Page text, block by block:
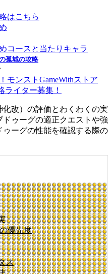
はこちら
コースと当たりキャラ
孤城の攻略
モンストGameWithストア
ライター募集！
改）の評価とわくわくの実
ゥーグの適正クエストや強
ーグの性能を確認する際の
優先度
ス